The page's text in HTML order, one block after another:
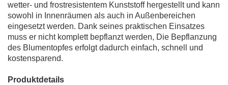
wetter- und frostresistentem Kunststoff hergestellt und kann
sowohl in Innenräumen als auch in Außenbereichen
eingesetzt werden. Dank seines praktischen Einsatzes
muss er nicht komplett bepflanzt werden, Die Bepflanzung
des Blumentopfes erfolgt dadurch einfach, schnell und
kostensparend.
Produktdetails